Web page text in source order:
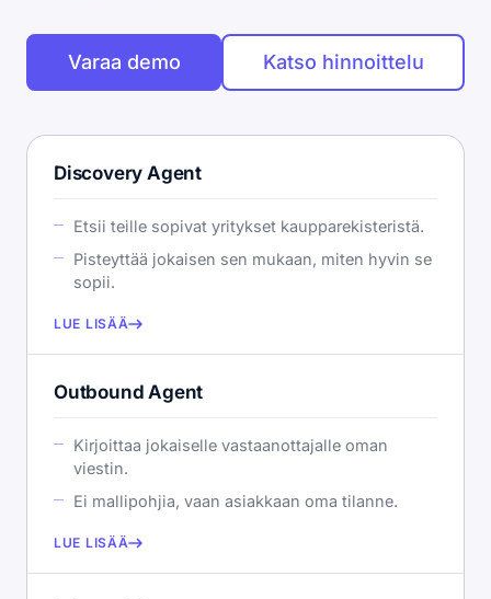
Varaa demo Katso hinnoittelu
Discovery Agent
Etsii teille sopivat yritykset kaupparekisteristä.
Pisteyttää jokaisen sen mukaan, miten hyvin se
sopii.
LUE LISÄÄ
Outbound Agent
Kirjoittaa jokaiselle vastaanottajalle oman
viestin.
Ei mallipohjia, vaan asiakkaan oma tilanne.
LUE LISÄÄ